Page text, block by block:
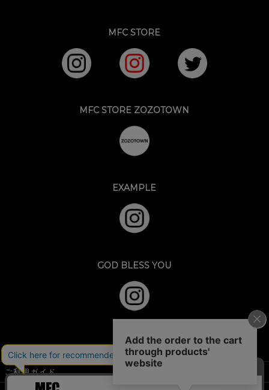
MFC STORE
MFC STORE ZOZOTOWN
EXAMPLE
GOD BLESS YOU
ご利用ガイド